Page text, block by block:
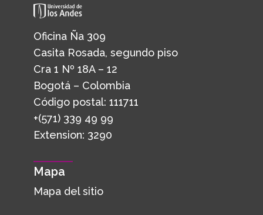
Oficina Ña 309
Casita Rosada, segundo piso
Cra 1 Nº 18A – 12
Bogotá – Colombia
Código postal: 111711
+(571) 339 49 99
Extension: 3290
Mapa
Mapa del sitio